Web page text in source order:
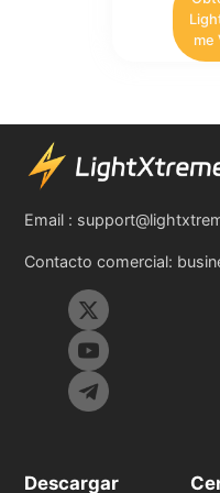
me
Email :
Contacto comercial:
Descargar